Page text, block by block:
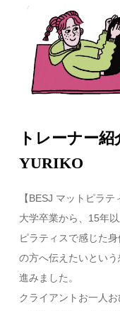
トレーナー紹
YURIKO
【BESJ マットピラテ
大学卒業から、15年
ピラティスで感じた
の方へ伝えたいとい
進みました。
クライアントお一人